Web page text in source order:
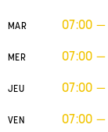
MAR 07:00
MER 07:00
JEU 07:00
VEN 07:00